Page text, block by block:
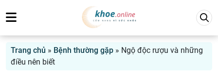
Trang chủ » Bệnh thường gặp » Ngộ độc rượu và những
điều nên biết